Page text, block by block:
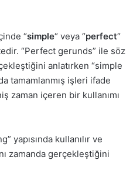
“simple“ veya “perfect“
“Perfect gerunds” ile söz
anlatırken “simple
tamamlanmış işleri ifade
zaman içeren bir kullanımı
yapısında kullanılır ve
zamanda gerçekleştiğini